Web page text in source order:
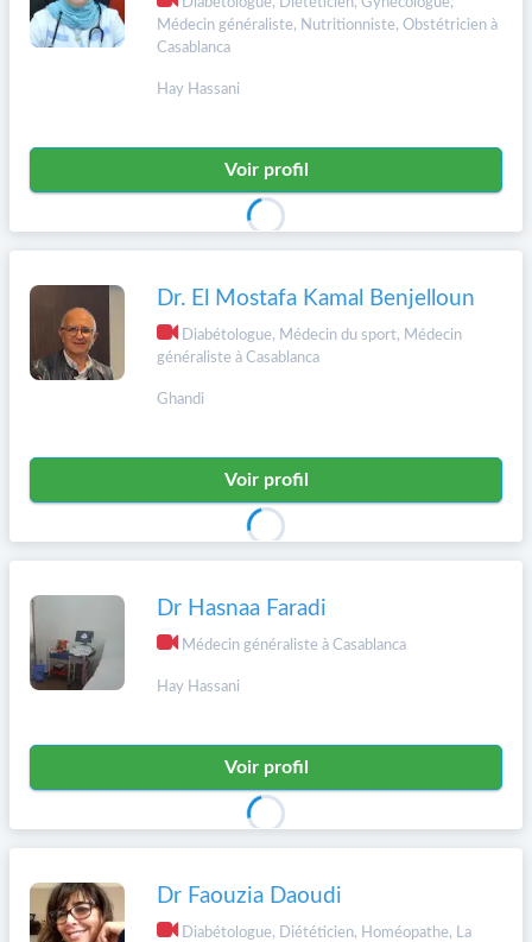
Médecin généraliste, Nutritionniste, Obstétricien à
Casablanca
Hay Hassani
Voir profil
Dr. El Mostafa Kamal Benjelloun
Diabétologue, Médecin du sport, Médecin
généraliste à Casablanca
Ghandi
Voir profil
Dr Hasnaa Faradi
Médecin généraliste à Casablanca
Hay Hassani
Voir profil
Dr Faouzia Daoudi
Diabétologue, Diététicien, Homéopathe, La